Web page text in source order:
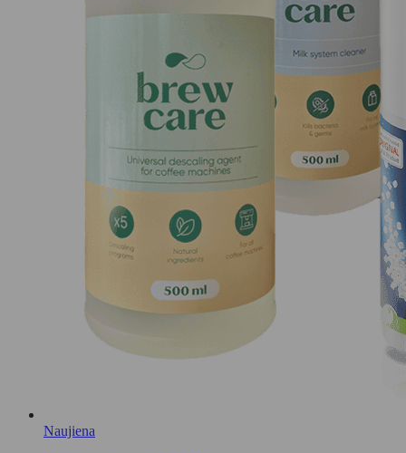
Naujiena